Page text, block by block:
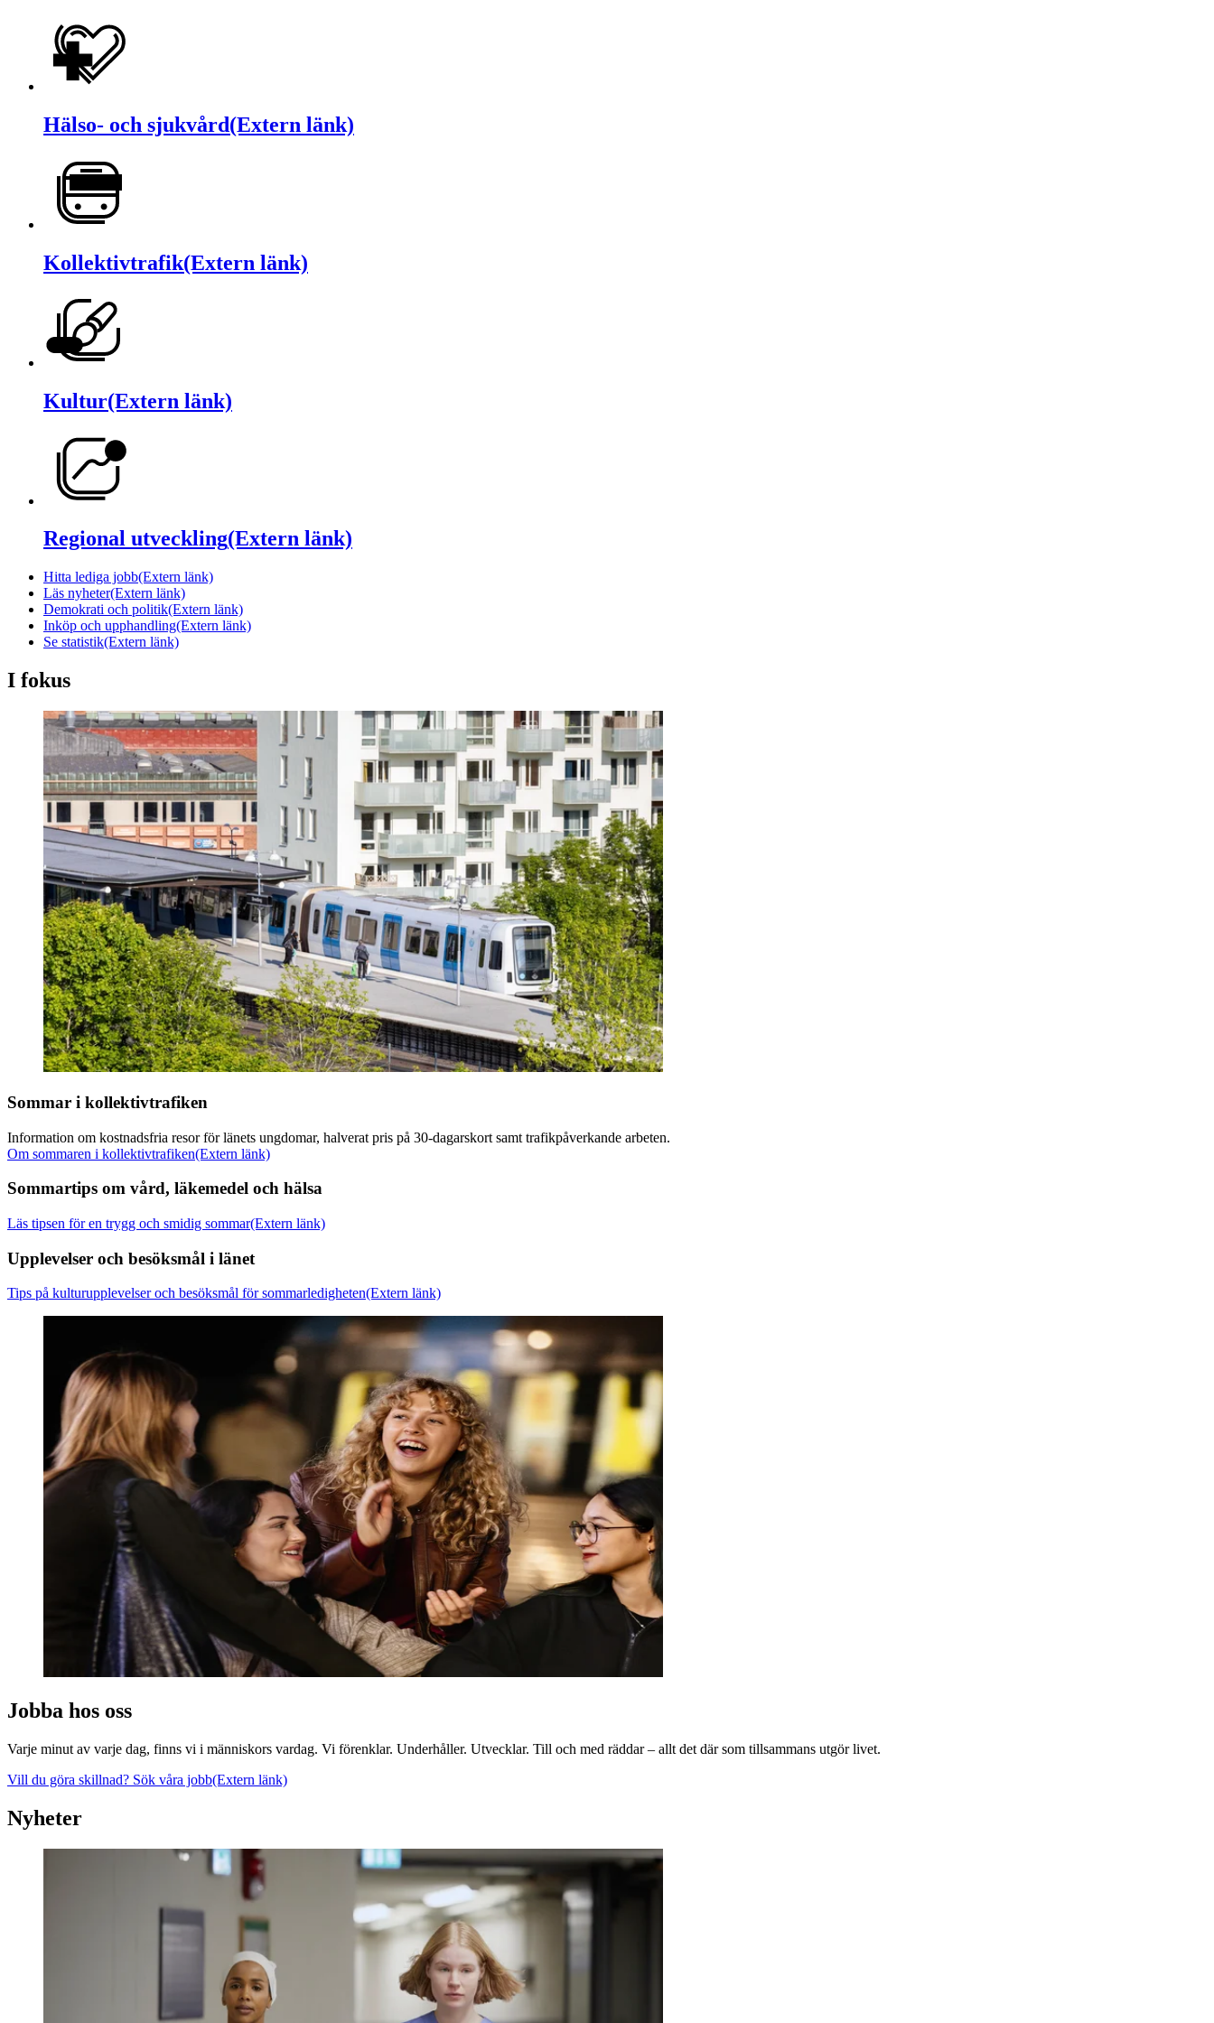
Hälso- och sjukvård(Extern länk)
Kollektivtrafik(Extern länk)
Kultur(Extern länk)
Regional utveckling(Extern länk)
Hitta lediga jobb(Extern länk)
Läs nyheter(Extern länk)
Demokrati och politik(Extern länk)
Inköp och upphandling(Extern länk)
Se statistik(Extern länk)
I fokus
Sommar i kollektivtrafiken
Information om kostnadsfria resor för länets ungdomar, halverat pris på 30-dagarskort samt trafikpåverkande arbeten.
Om sommaren i kollektivtrafiken(Extern länk)
Sommartips om vård, läkemedel och hälsa
Läs tipsen för en trygg och smidig sommar(Extern länk)
Upplevelser och besöksmål i länet
Tips på kulturupplevelser och besöksmål för sommarledigheten(Extern länk)
Jobba hos oss
Varje minut av varje dag, finns vi i människors vardag. Vi förenklar. Underhåller. Utvecklar. Till och med räddar – allt det där som tillsammans utgör livet.
Vill du göra skillnad? Sök våra jobb(Extern länk)
Nyheter